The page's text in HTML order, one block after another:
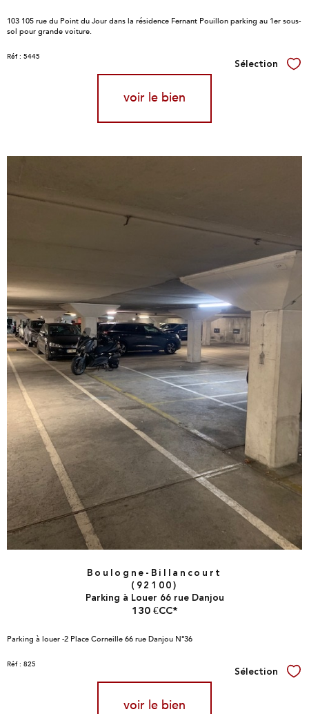
103 105 rue du Point du Jour dans la résidence Fernant Pouillon parking au 1er sous-
sol pour grande voiture.
Réf : 5445
Sélection
voir le bien
Boulogne-Billancourt
(92100)
Parking à Louer 66 rue Danjou
130 €CC*
Parking à louer -2 Place Corneille 66 rue Danjou N°36
Réf : 825
Sélection
voir le bien